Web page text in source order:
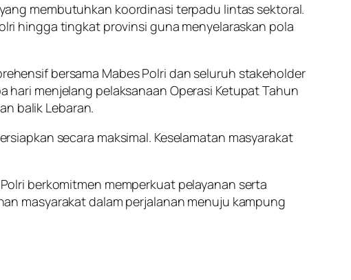
membutuhkan koordinasi terpadu lintas sektoral.
hingga tingkat provinsi guna menyelaraskan pola
bersama Mabes Polri dan seluruh stakeholder
hari menjelang pelaksanaan Operasi Ketupat Tahun
balik Lebaran.
secara maksimal. Keselamatan masyarakat
berkomitmen memperkuat pelayanan serta
masyarakat dalam perjalanan menuju kampung